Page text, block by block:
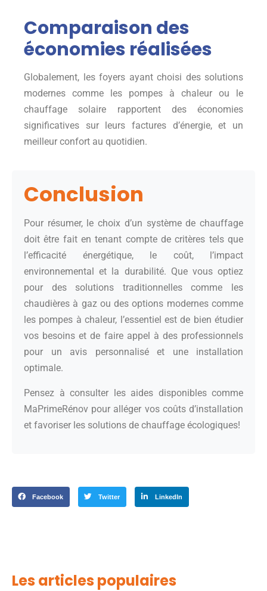
Comparaison des
économies réalisées
Globalement, les foyers ayant choisi des solutions
modernes comme les pompes à chaleur ou le
chauffage solaire rapportent des économies
significatives sur leurs factures d’énergie, et un
meilleur confort au quotidien.
Conclusion
Pour résumer, le choix d’un système de chauffage
doit être fait en tenant compte de critères tels que
l’efficacité énergétique, le coût, l’impact
environnemental et la durabilité. Que vous optiez
pour des solutions traditionnelles comme les
chaudières à gaz ou des options modernes comme
les pompes à chaleur, l’essentiel est de bien étudier
vos besoins et de faire appel à des professionnels
pour un avis personnalisé et une installation
optimale.
Pensez à consulter les aides disponibles comme
MaPrimeRénov pour alléger vos coûts d’installation
et favoriser les solutions de chauffage écologiques!
Facebook Twitter LinkedIn
Les articles populaires